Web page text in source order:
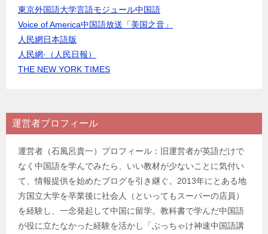
東京外国語大学言語モジュール中国語
Voice of America中国語放送「美国之音」
人民網日本語版
人民網·（人民日報）
THE NEW YORK TIMES
運営者プロフィール
運営者（石風呂貴一）プロフィール：旧運営者が英語だけで
なく中国語を学んでみたら、いい教材が少ないことに気付い
て、情報提供を始めたブログを引き継ぐ。2013年にとある地
方国立大学を卒業後に社会人（といってもスーパーの店員）
を経験し、一念発起して中国に留学。教科書で学んだ中国語
が役に立たなかった経験を活かし「ぶっちゃけ神速中国語講